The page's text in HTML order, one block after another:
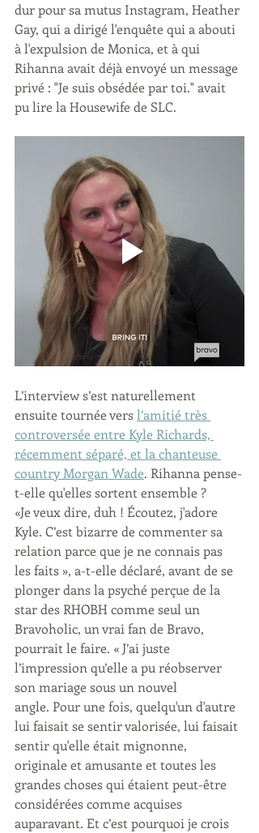
dur pour sa mutus Instagram, Heather
Gay, qui a dirigé l'enquête qui a abouti
à l'expulsion de Monica, et à qui
Rihanna avait déjà envoyé un message
privé : "Je suis obsédée par toi." avait
pu lire la Housewife de SLC.
L’interview s’est naturellement
ensuite tournée vers l’amitié très
controversée entre Kyle Richards,
récemment séparé, et la chanteuse
country Morgan Wade. Rihanna pense-
t-elle qu'elles sortent ensemble ?
«Je veux dire, duh ! Écoutez, j'adore
Kyle. C’est bizarre de commenter sa
relation parce que je ne connais pas
les faits », a-t-elle déclaré, avant de se
plonger dans la psyché perçue de la
star des RHOBH comme seul un
Bravoholic, un vrai fan de Bravo,
pourrait le faire. « J’ai juste
l’impression qu’elle a pu réobserver
son mariage sous un nouvel
angle. Pour une fois, quelqu'un d'autre
lui faisait se sentir valorisée, lui faisait
sentir qu'elle était mignonne,
originale et amusante et toutes les
grandes choses qui étaient peut-être
considérées comme acquises
auparavant. Et c’est pourquoi je crois